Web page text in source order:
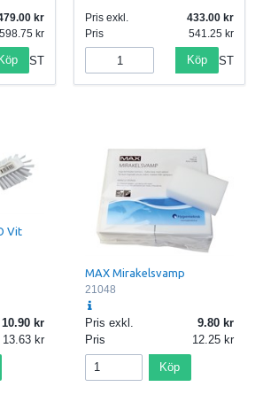
598.75
Köp ST
Pris exkl.
433.00
Pris
541.25
Köp ST
Vit
10.90
13.63
MAX Mirakelsvamp
21048
Pris exkl.
9.80
Pris
12.25
Köp